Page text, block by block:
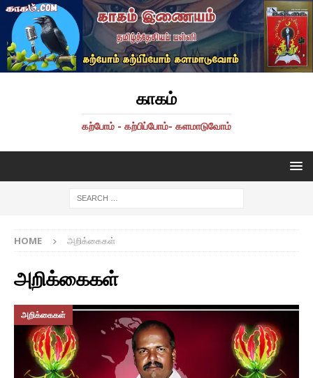
காகம்
கற்போம் - கற்பிப்போம்- களமாடுவோம்
HOME அறிக்கைகள்
அறிக்கைகள்
அறிக்கைகள்